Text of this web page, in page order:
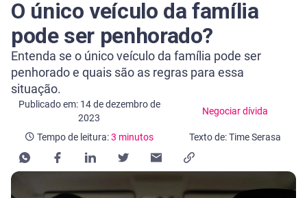
O único veículo da família
pode ser penhorado?
Entenda se o único veículo da família pode ser
penhorado e quais são as regras para essa
situação.
Publicado em: 14 de dezembro de
2023
Negociar dívida
Categoria Negociar dívida
Tempo de leitura:3 minutos
Tempo de leitura: 3 minutos
Texto de: Time Serasa